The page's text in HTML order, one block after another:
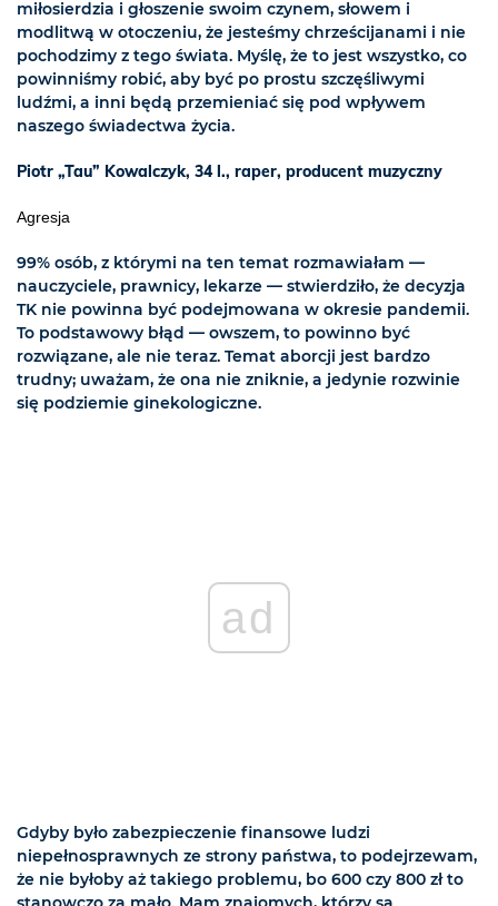
miłosierdzia i głoszenie swoim czynem, słowem i
modlitwą w otoczeniu, że jesteśmy chrześcijanami i nie
pochodzimy z tego świata. Myślę, że to jest wszystko, co
powinniśmy robić, aby być po prostu szczęśliwymi
ludźmi, a inni będą przemieniać się pod wpływem
naszego świadectwa życia.
Piotr „Tau” Kowalczyk, 34 l., raper, producent muzyczny
Agresja
99% osób, z którymi na ten temat rozmawiałam —
nauczyciele, prawnicy, lekarze — stwierdziło, że decyzja
TK nie powinna być podejmowana w okresie pandemii.
To podstawowy błąd — owszem, to powinno być
rozwiązane, ale nie teraz. Temat aborcji jest bardzo
trudny; uważam, że ona nie zniknie, a jedynie rozwinie
się podziemie ginekologiczne.
ad
Gdyby było zabezpieczenie finansowe ludzi
niepełnosprawnych ze strony państwa, to podejrzewam,
że nie byłoby aż takiego problemu, bo 600 czy 800 zł to